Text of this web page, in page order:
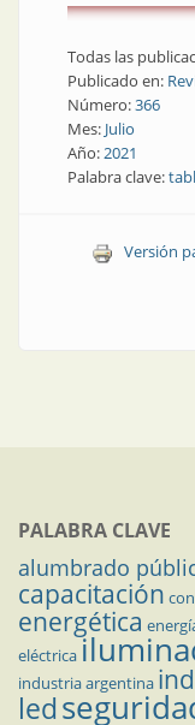
Todas las
Publicado en:
Número:366
Mes: Julio
Año:2021
Palabra clave:
Versión
PALABRA CLAVE
alumbrado
capacitación
energética
eléctrica
industria argentina
led